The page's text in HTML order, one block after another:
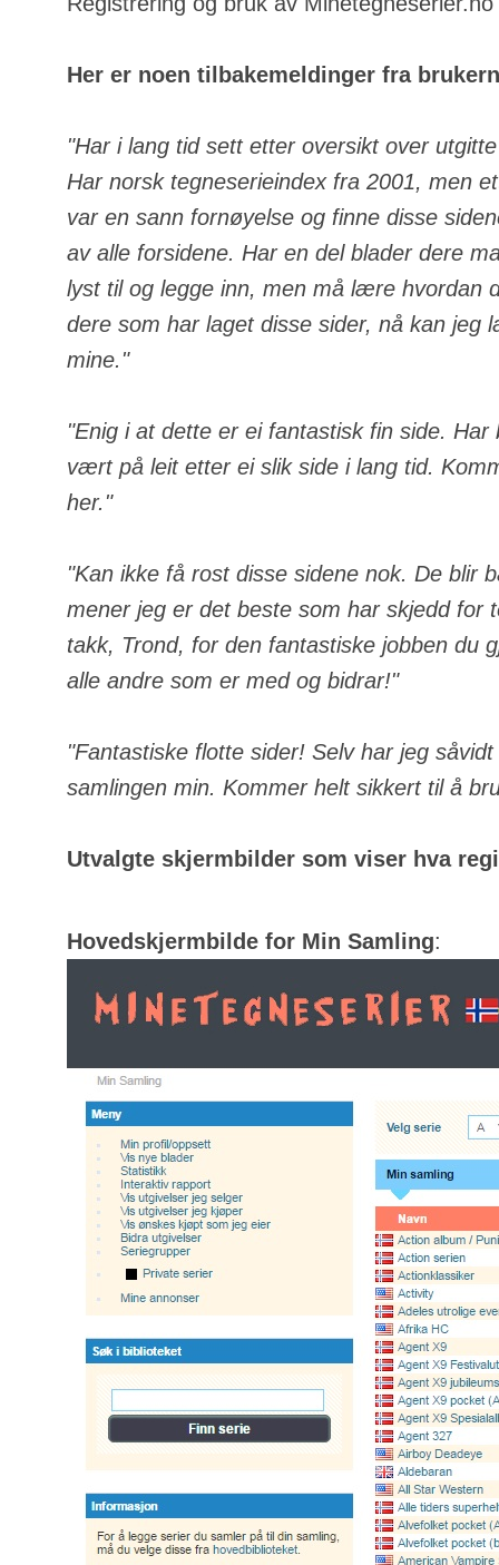
Her er noen tilbakemeldinger fra
"Har i lang tid sett etter oversikt over
Har norsk tegneserieindex fra 2001, men
var en sann fornøyelse og finne disse
av alle forsidene. Har en del blader dere
lyst til og legge inn, men må lære hvordan
dere som har laget disse sider, nå kan jeg
mine."
"Enig i at dette er ei fantastisk fin side.
vært på leit etter ei slik side i lang tid.
her."
"Kan ikke få rost disse sidene nok. De blir
mener jeg er det beste som har skjedd for
takk, Trond, for den fantastiske jobben du
alle andre som er med og bidrar!"
"Fantastiske flotte sider! Selv har jeg
samlingen min. Kommer helt sikkert til å
Utvalgte skjermbilder som viser hva
Hovedskjermbilde for Min Samling: